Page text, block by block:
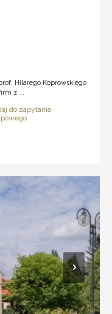
Hilarego Koprowskiego
z ...